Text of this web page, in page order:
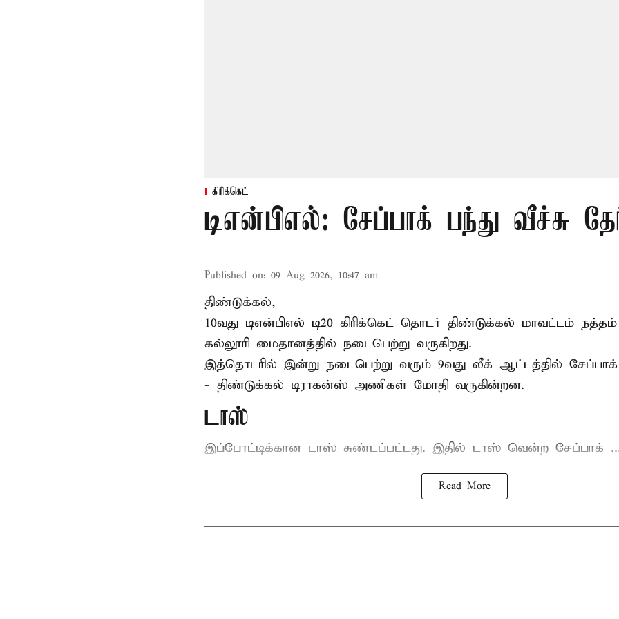
கிரிக்கெட்
டிஎன்பிஎல்: சேப்பாக் பந்து வீச்சு
Published on: 09 Aug 2026, 10:47 am
திண்டுக்கல்,
10வது டிஎன்பிஎல் டி20 கிரிக்கெட் தொடர் திண்டுக்கல் மாவட்டம் நத்தம்
கல்லூரி மைதானத்தில் நடைபெற்று வருகிறது.
இத்தொடரில் இன்று நடைபெற்று வரும் 9வது லீக் ஆட்டத்தில்
- திண்டுக்கல் டிராகன்ஸ் அணிகள் மோதி வருகின்றன.
டாஸ்
இப்போட்டிக்கான டாஸ் சுண்டப்பட்டது. இதில் டாஸ் வென்ற சேப்பாக்
Read More